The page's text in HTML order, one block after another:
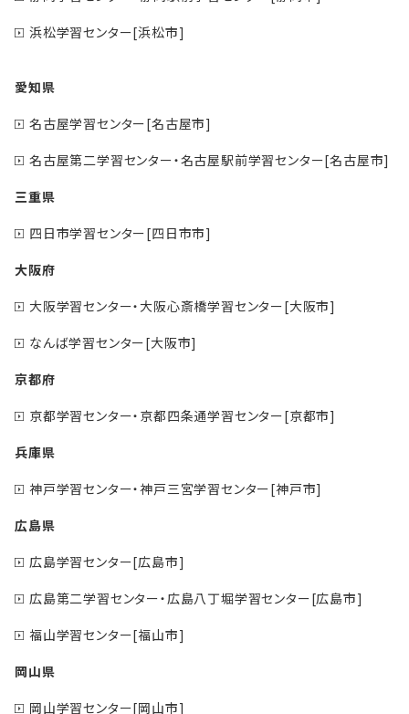
浜松学習センター[浜松市]
愛知県
名古屋学習センター[名古屋市]
名古屋第二学習センター・名古屋駅前学習センター[名古屋市]
三重県
四日市学習センター[四日市市]
大阪府
大阪学習センター・大阪心斎橋学習センター[大阪市]
なんば学習センター[大阪市]
京都府
京都学習センター・京都四条通学習センター[京都市]
兵庫県
神戸学習センター・神戸三宮学習センター[神戸市]
広島県
広島学習センター[広島市]
広島第二学習センター・広島八丁堀学習センター[広島市]
福山学習センター[福山市]
岡山県
岡山学習センター[岡山市]